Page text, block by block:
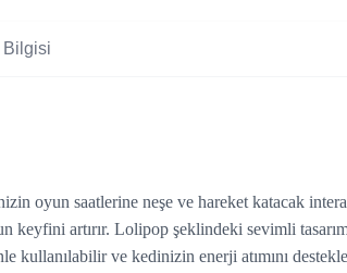
Bilgisi
oyun saatlerine neşe ve hareket katacak
keyfini artırır. Lolipop şeklindeki sevimli
kullanılabilir ve kedinizin enerji atımını